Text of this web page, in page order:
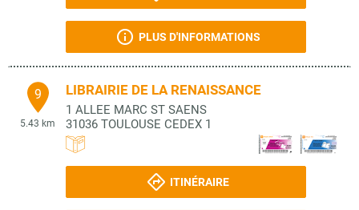
PLUS D'INFORMATIONS
9
5.43 km
LIBRAIRIE DE LA RENAISSANCE
1 ALLEE MARC ST SAENS
31036 TOULOUSE CEDEX 1
ITINÉRAIRE